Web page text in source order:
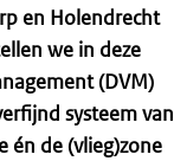
en Holendrecht
we in deze
(DVM)
systeem van
én de (vlieg)zone